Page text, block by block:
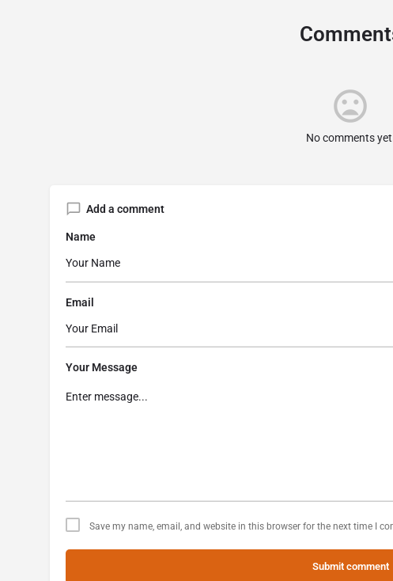
No comments
Add a comment
Name
Email
Your Message
Save my name, email, and website in this browser for the next time I
Submit comment